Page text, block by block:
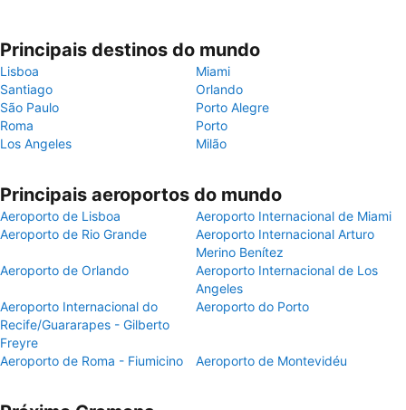
Principais destinos do mundo
Lisboa
Miami
Santiago
Orlando
São Paulo
Porto Alegre
Roma
Porto
Los Angeles
Milão
Principais aeroportos do mundo
Aeroporto de Lisboa
Aeroporto Internacional de Miami
Aeroporto de Rio Grande
Aeroporto Internacional Arturo
Merino Benítez
Aeroporto de Orlando
Aeroporto Internacional de Los
Angeles
Aeroporto Internacional do
Recife/Guararapes - Gilberto
Freyre
Aeroporto do Porto
Aeroporto de Roma - Fiumicino Aeroporto de Montevidéu